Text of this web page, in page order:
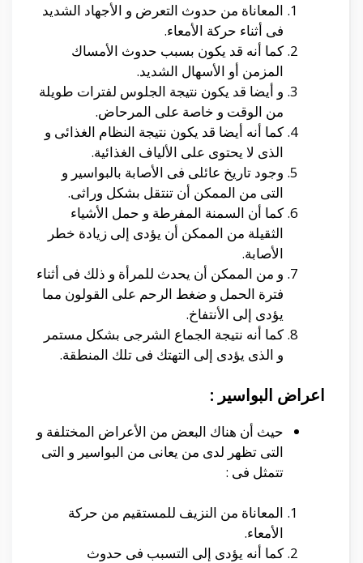
المعاناة من حدوث التعرض و الأجهاد الشديد
فى أثناء حركة الأمعاء.
كما أنه قد يكون بسبب حدوث الأمساك
المزمن أو الأسهال الشديد.
و أيضا قد يكون نتيجة الجلوس لفترات طويلة
من الوقت و خاصة على المرحاض.
كما أنه أيضا قد يكون نتيجة النظام الغذائى و
الذى لا يحتوى على الألياف الغذائية.
وجود تاريخ عائلى فى الأصابة بالبواسير و
التى من الممكن أن تنتقل بشكل وراثى.
كما أن السمنة المفرطة و حمل الأشياء
الثقيلة من الممكن أن يؤدى إلى زيادة خطر
الأصابة.
و من الممكن أن يحدث للمرأة و ذلك فى أثناء
فترة الحمل و ضغط الرحم على القولون مما
يؤدى إلى الأنتفاخ.
كما أنه نتيجة الجماع الشرجى بشكل مستمر
و الذى يؤدى إلى التهتك فى تلك المنطقة.
اعراض البواسير :
حيث أن هناك البعض من الأعراض المختلفة و
التى تظهر لدى من يعانى من البواسير و التى
تتمثل فى :
المعاناة من النزيف للمستقيم من حركة
الأمعاء.
كما أنه يؤدى إلى التسبب فى حدوث